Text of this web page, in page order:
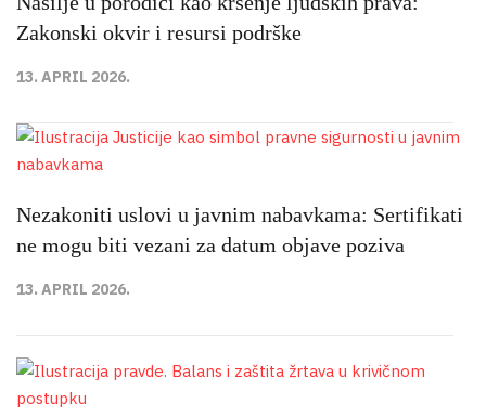
Zakonski okvir i resursi podrške
13. APRIL 2026.
Nezakoniti uslovi u javnim nabavkama: Sertifikati
ne mogu biti vezani za datum objave poziva
13. APRIL 2026.